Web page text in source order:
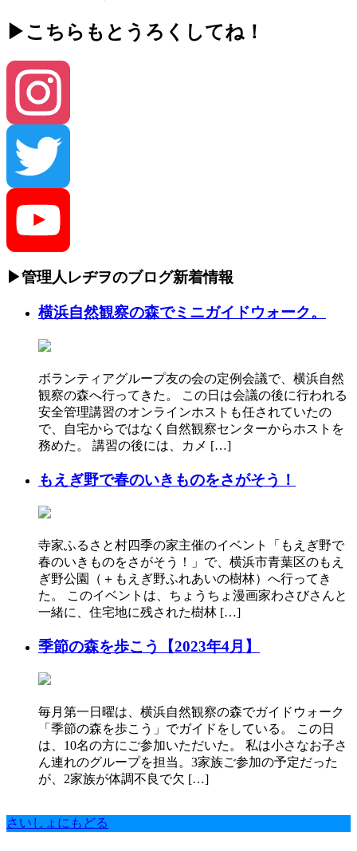
▶こちらもとうろくしてね！
Instagram
Twitter
YouTube
Channel
▶管理人レヂヲのブログ新着情報
横浜自然観察の森でミニガイドウォーク。
ボランティアグループ友の会の定例会議で、横浜自然
観察の森へ行ってきた。 この日は会議の後に行われる
安全管理講習のオンラインホストも任されていたの
で、自宅からではなく自然観察センターからホストを
務めた。 講習の後には、カメ […]
もえぎ野で春のいきものをさがそう！
寺家ふるさと村四季の家主催のイベント「もえぎ野で
春のいきものをさがそう！」で、横浜市青葉区のもえ
ぎ野公園（＋もえぎ野ふれあいの樹林）へ行ってき
た。 このイベントは、ちょうちょ漫画家わさびさんと
一緒に、住宅地に残された樹林 […]
季節の森を歩こう【2023年4月】
毎月第一日曜は、横浜自然観察の森でガイドウォーク
「季節の森を歩こう」でガイドをしている。 この日
は、10名の方にご参加いただいた。 私は小さなお子さ
ん連れのグループを担当。3家族ご参加の予定だった
が、2家族が体調不良で欠 […]
さいしょにもどる